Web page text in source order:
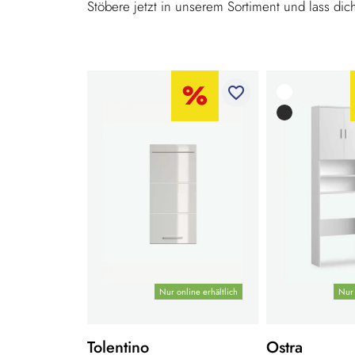
Stöbere jetzt in unserem Sortiment und lass
Nur online erhältlich
favorite_border
Tolentino Ostra